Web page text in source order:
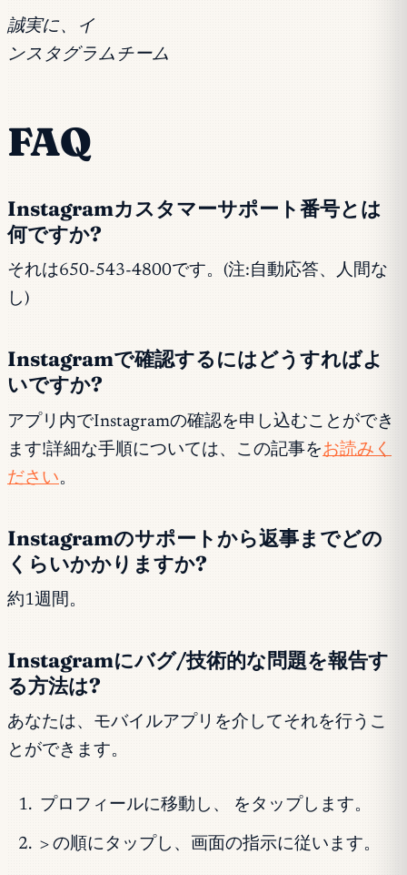
誠実に、イ
ンスタグラムチーム
FAQ
Instagramカスタマーサポート番号とは
何ですか?
それは650-543-4800です。(注:自動応答、人間な
し)
Instagramで確認するにはどうすればよ
いですか?
アプリ内でInstagramの確認を申し込むことができ
ます!詳細な手順については、この記事をお読みく
ださい。
Instagramのサポートから返事までどの
くらいかかりますか?
約1週間。
Instagramにバグ/技術的な問題を報告す
る方法は?
あなたは、モバイルアプリを介してそれを行うこ
とができます。
プロフィールに移動し、 をタップします。
> の順にタップし、画面の指示に従います。